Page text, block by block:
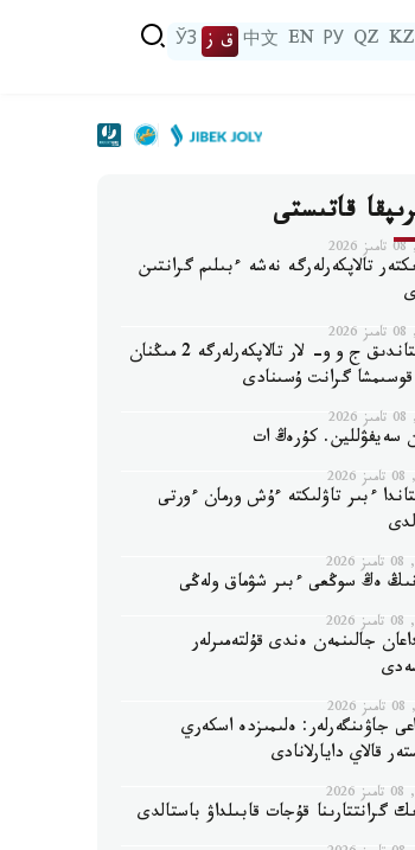
KZ
QZ
РУ
EN
中文 ق ز ЎЗ
قاتىستى
تالاپكەرلەرگە نەشە ءبىلىم گرانتىن
قازاقستاندىق ج و و- لار تالاپكەرلەرگە 2 مىڭنان
قوسىمشا گرانت ۇسىنادى
سەيفۋللين. كۇرەڭ ات
ءبىر تاۋلىكتە ءۇش ورمان ءورتى
ەڭ سوڭعى ءبىر شۋماق ولەڭى
جالىنمەن ەندى قۇلتەمىرلەر
جاۋىنگەرلەر: ەلىمىزدە اسكەري
قالاي دايارلانادى
گرانتتارىنا قۇجات قابىلداۋ باستالدى